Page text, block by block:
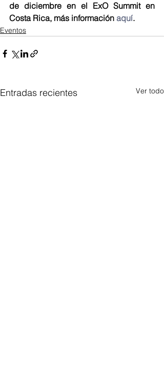
de diciembre en el ExO Summit en
Costa Rica, más información aquí.
Eventos
Entradas recientes Ver todo